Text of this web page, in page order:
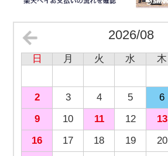
2026/08
日 月 火 水 木
2
3 4 5 6
9
10 11 12 13
16
17 18 19 20